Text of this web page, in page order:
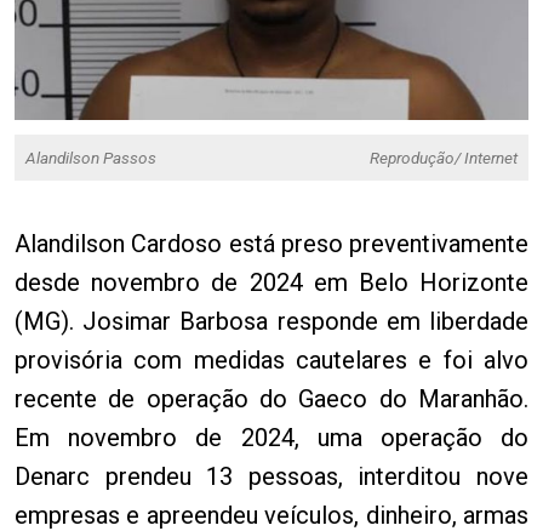
Alandilson Passos Reprodução/ Internet
Alandilson Cardoso está preso preventivamente
desde novembro de 2024 em Belo Horizonte
(MG). Josimar Barbosa responde em liberdade
provisória com medidas cautelares e foi alvo
recente de operação do Gaeco do Maranhão.
Em novembro de 2024, uma operação do
Denarc prendeu 13 pessoas, interditou nove
empresas e apreendeu veículos, dinheiro, armas